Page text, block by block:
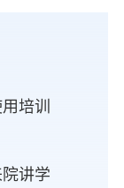
培训
讲学